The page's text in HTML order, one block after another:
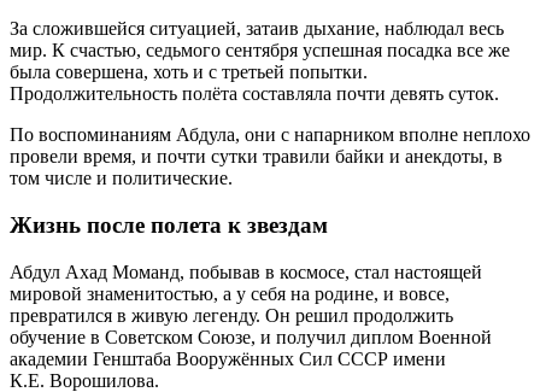
За сложившейся ситуацией, затаив дыхание, наблюдал весь
мир. К счастью, седьмого сентября успешная посадка все же
была совершена, хоть и с третьей попытки.
Продолжительность полёта составляла почти девять суток.
По воспоминаниям Абдула, они с напарником вполне неплохо
провели время, и почти сутки травили байки и анекдоты, в
том числе и политические.
Жизнь после полета к звездам
Абдул Ахад Моманд, побывав в космосе, стал настоящей
мировой знаменитостью, а у себя на родине, и вовсе,
превратился в живую легенду. Он решил продолжить
обучение в Советском Союзе, и получил диплом Военной
академии Генштаба Вооружённых Сил СССР имени
К.Е. Ворошилова.